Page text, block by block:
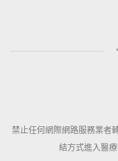
禁止任何網際網路服務業者
結方式進入醫